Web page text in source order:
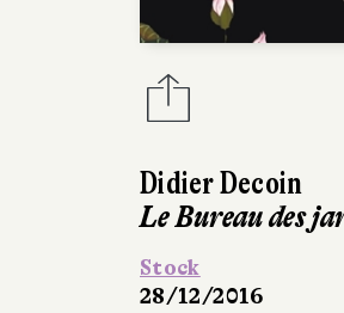
Didier Decoin
Le Bureau des
Stock
28/12/2016